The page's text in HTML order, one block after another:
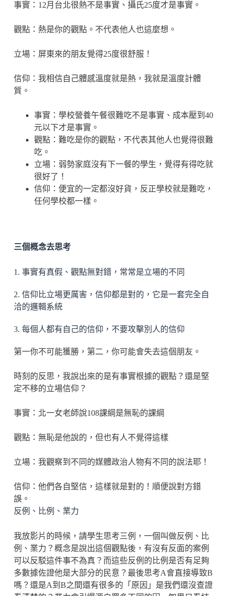
事實：12月台北很熱不是事實、攝氏25度才是事實。
觀點：熱是你的觀點。不代表他人也這麼想。
立場：屏東來的朋友覺得25度很舒服！
信仰：我相信自己體感溫度就是熱，我就是溫度計體
質。
事實：學校營養午餐很難吃不是事實、成本壓到40
元以下才是事實。
觀點：難吃是你的觀點，不代表其他人也覺得很難
吃。
立場：弱勢家庭沒有下一餐的學生，覺得有得吃就
很好了！
信仰：便宜的一定都沒好貨，反正學校就是難吃，
任何學校都一樣。
三個概念去思考
1. 事實有真假、觀點無對錯，常常是立場的不同
2. 信仰比立場更厲害，信仰都是對的，它是一套完全自
洽的邏輯系統
3. 每個人都有自己的信仰，不要攻擊別人的信仰
第一你不可能獲勝，第二，你可能會失去這個朋友。
時刻的反思，我說出來的是有事實根據的觀點？還是堅
定不移的立場信仰？
事實：北一女老師說108課綱是無恥的課綱
觀點：無恥是他說的，但也有人不覺得這樣
立場：我觀察到不同的媒體政治人物有不同的說法耶！
信仰：他們各自堅信，這樣就是對的！順便說對方錯
誤。
反例、比例、業力
我放影片的時候，請學生思考三例，一個叫做反例、比
例、業力？概念是說出這個觀點後，有沒有反面的案例
可以反駁這件事不為真？而這些反例的比例是否有足夠
多數據佐證他是大部分的民意？最後思考A會直接導致B
嗎？還是A到B之間還有很多的「原因」是我們還沒查證